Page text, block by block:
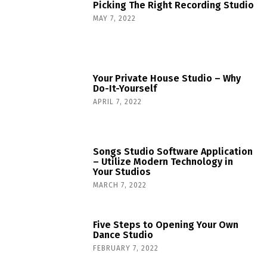
Picking The Right Recording Studio
MAY 7, 2022
Your Private House Studio – Why
Do-It-Yourself
APRIL 7, 2022
Songs Studio Software Application
– Utilize Modern Technology in
Your Studios
MARCH 7, 2022
Five Steps to Opening Your Own
Dance Studio
FEBRUARY 7, 2022